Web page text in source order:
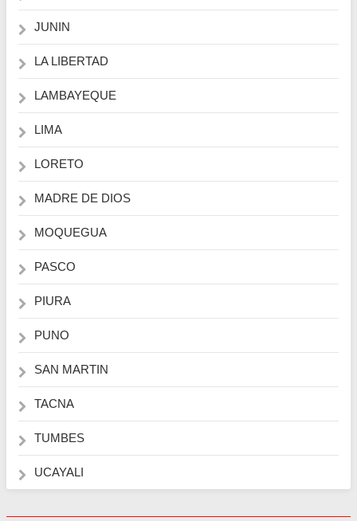
JUNIN
LA LIBERTAD
LAMBAYEQUE
LIMA
LORETO
MADRE DE DIOS
MOQUEGUA
PASCO
PIURA
PUNO
SAN MARTIN
TACNA
TUMBES
UCAYALI